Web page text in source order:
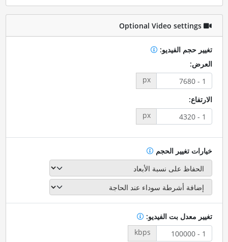
Optional Video settings
تغيير حجم الفيديو:
العرض:
px
الارتفاع:
px
خيارات تغيير الحجم
تغيير معدل بت الفيديو:
kbps